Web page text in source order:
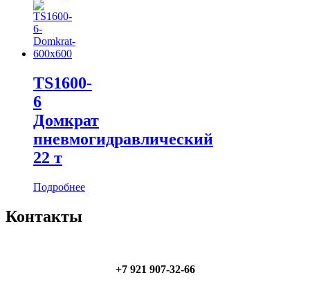
TS1600-
6
Домкрат
пневмогидравлический
22 т
Подробнее
Контакты
+7 921 907-32-66